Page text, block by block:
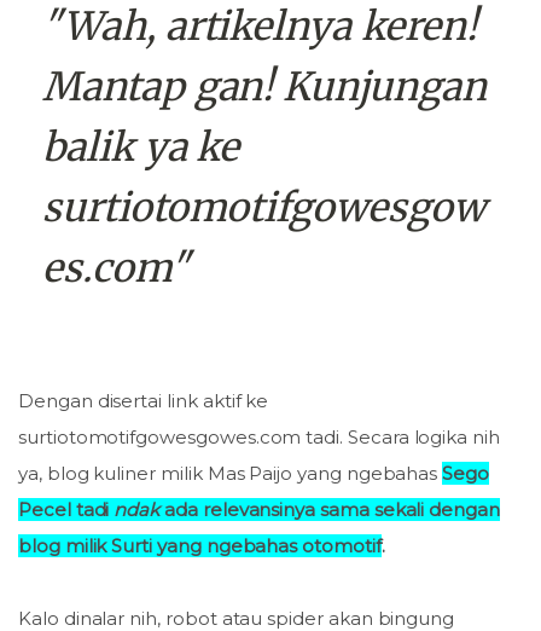
"Wah, artikelnya keren!
Mantap gan! Kunjungan
balik ya ke
surtiotomotifgowesgow
es.com"
Dengan disertai link aktif ke
surtiotomotifgowesgowes.com tadi. Secara logika nih
ya, blog kuliner milik Mas Paijo yang ngebahasSego
Pecel tadi ndakada relevansinya sama sekali dengan
blog milik Surti yang ngebahas otomotif.
Kalo dinalar nih, robot atau spider akan bingung